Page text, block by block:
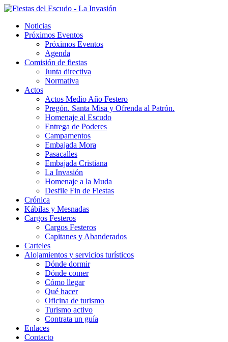
Noticias
Próximos Eventos
Próximos Eventos
Agenda
Comisión de fiestas
Junta directiva
Normativa
Actos
Actos Medio Año Festero
Pregón. Santa Misa y Ofrenda al Patrón.
Homenaje al Escudo
Entrega de Poderes
Campamentos
Embajada Mora
Pasacalles
Embajada Cristiana
La Invasión
Homenaje a la Muda
Desfile Fin de Fiestas
Crónica
Kábilas y Mesnadas
Cargos Festeros
Cargos Festeros
Capitanes y Abanderados
Carteles
Alojamientos y servicios turísticos
Dónde dormir
Dónde comer
Cómo llegar
Qué hacer
Oficina de turismo
Turismo activo
Contrata un guía
Enlaces
Contacto